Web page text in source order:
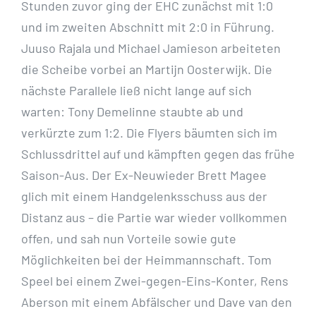
Stunden zuvor ging der EHC zunächst mit 1:0
und im zweiten Abschnitt mit 2:0 in Führung.
Juuso Rajala und Michael Jamieson arbeiteten
die Scheibe vorbei an Martijn Oosterwijk. Die
nächste Parallele ließ nicht lange auf sich
warten: Tony Demelinne staubte ab und
verkürzte zum 1:2. Die Flyers bäumten sich im
Schlussdrittel auf und kämpften gegen das frühe
Saison-Aus. Der Ex-Neuwieder Brett Magee
glich mit einem Handgelenksschuss aus der
Distanz aus – die Partie war wieder vollkommen
offen, und sah nun Vorteile sowie gute
Möglichkeiten bei der Heimmannschaft. Tom
Speel bei einem Zwei-gegen-Eins-Konter, Rens
Aberson mit einem Abfälscher und Dave van den